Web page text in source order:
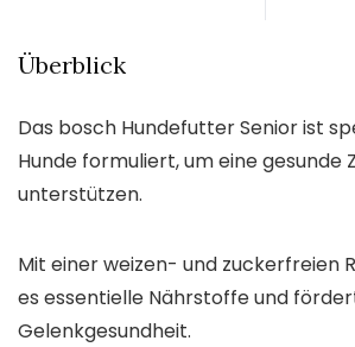
Überblick
Das bosch Hundefutter Senior ist
Hunde formuliert, um eine gesunde
unterstützen.
Mit einer weizen- und zuckerfreien
es essentielle Nährstoffe und
Gelenkgesundheit.